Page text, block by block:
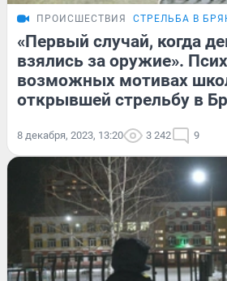
ПРОИСШЕСТВИЯ СТРЕЛЬБА В
«Первый случай, когда
взялись за оружие».
возможных мотивах
открывшей стрельбу в
8 декабря, 2023, 13:20 3 242 9